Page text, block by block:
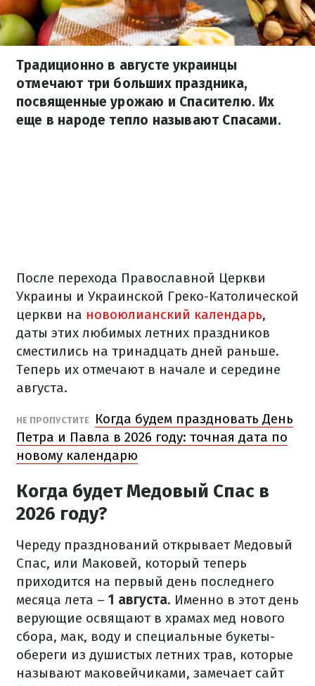
Традиционно в августе украинцы
отмечают три больших праздника,
посвященные урожаю и Спасителю. Их
еще в народе тепло называют Спасами.
После перехода Православной Церкви
Украины и Украинской Греко-Католической
церкви на новоюлианский календарь,
даты этих любимых летних праздников
сместились на тринадцать дней раньше.
Теперь их отмечают в начале и середине
августа.
НЕ ПРОПУСТИТЕ
Когда будем праздновать День
Петра и Павла в 2026 году: точная дата по
новому календарю
Когда будет Медовый Спас в
2026 году?
Череду празднований открывает Медовый
Спас, или Маковей, который теперь
приходится на первый день последнего
месяца лета – 1 августа. Именно в этот день
верующие освящают в храмах мед нового
сбора, мак, воду и специальные букеты-
обереги из душистых летних трав, которые
называют маковейчиками, замечает сайт